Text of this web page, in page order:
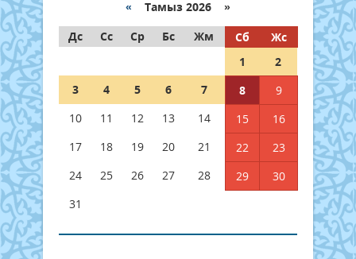
« Тамыз 2026 »
Дс
Сс Ср Бс Жм Сб
Жс
1
2
3
4 5 6 7 8
9
10
11 12 13 14 15
16
17
18 19 20 21 22
23
24
25 26 27 28 29
30
31